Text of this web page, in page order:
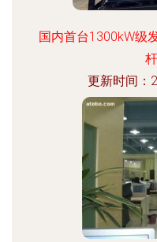
国内首台1300kW级
更新时间：